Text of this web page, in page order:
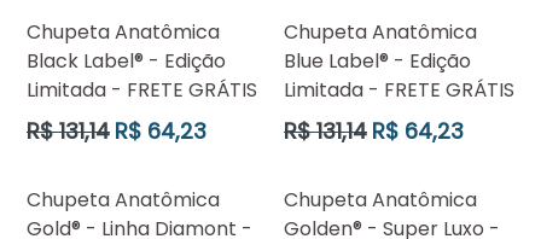
Chupeta Anatômica
Black Label® - Edição
Limitada - FRETE GRÁTIS
Preço
R$ 131,14 R$ 64,23
Chupeta Anatômica
Blue Label® - Edição
Limitada - FRETE GRÁTIS
Preço
R$ 131,14 R$ 64,23
Chupeta Anatômica
Gold® - Linha Diamont -
Chupeta Anatômica
Golden® - Super Luxo -